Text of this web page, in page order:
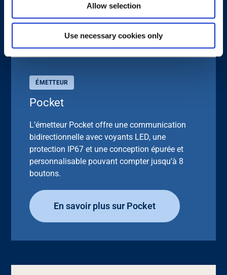
Allow selection
Use necessary cookies only
ÉMETTEUR
Pocket
L’émetteur Pocket offre une communication
bidirectionnelle avec voyants LED, une
protection IP67 et une conception épurée et
personnalisable pouvant compter jusqu’à 8
boutons.
En savoir plus sur Pocket